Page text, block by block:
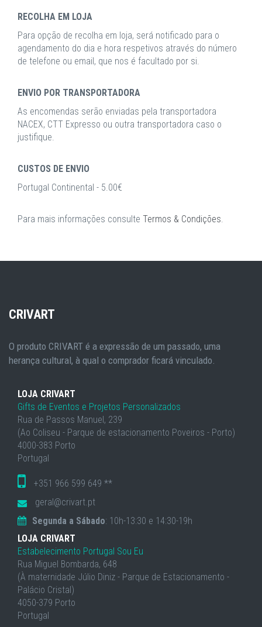
RECOLHA EM LOJA
Para opção de recolha em loja, será notificado para o
agendamento do dia e hora respetivos através do número
de telefone ou email, que nos é facultado por si.
ENVIO POR TRANSPORTADORA
As encomendas serão enviadas pela transportadora
NACEX, CTT Expresso ou outra transportadora caso o
justifique.
CUSTOS DE ENVIO
Portugal Continental - 5.00€
Para mais informações consulte Termos & Condições.
CRIVART
O produto CRIVART é a expressão de um passado, uma
herança cultural, à qual o comprador ficará vinculado.
LOJA CRIVART
Gifts de Eventos e Projetos Personalizados
Rua de Passos Manuel, 239
(Ao Coliseu - Parque de estacionamento Poveiros - Porto)
4000-383 Porto
Portugal
+351 966 599 649 **
geral@crivart.pt
Segunda a Sábado: 10h-13:30 e 14:30-19h
LOJA CRIVART
Estabelecimento Portugal Sou Eu
Rua Miguel Bombarda, 648
(À maternidade Júlio Diniz - Parque de Estacionamento -
Palácio Cristal)
4050-379 Porto
Portugal